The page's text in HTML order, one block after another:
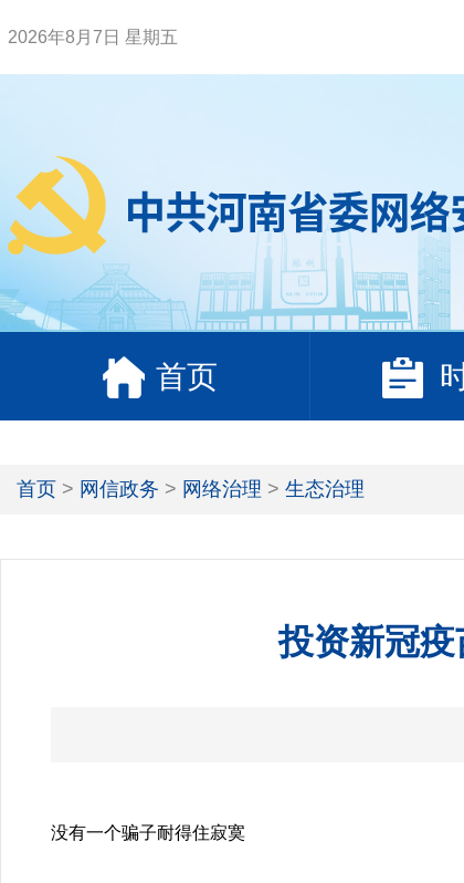
2026年8月7日 星期五
首页
首页 > 网信政务 > 网络治理 > 生态治理
投资新冠
没有一个骗子耐得住寂寞